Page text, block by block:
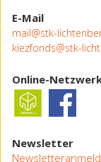
E-Mail
mail@stk-
kiezfonds@stk-
Online-
Newsletter